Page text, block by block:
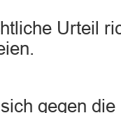
Urteil
gegen